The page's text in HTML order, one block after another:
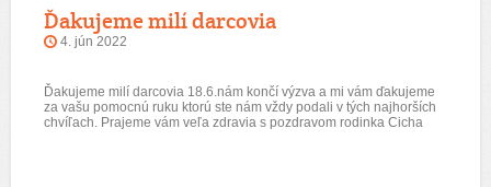
Ďakujeme milí darcovia
4. jún 2022
Ďakujeme milí darcovia 18.6.nám končí výzva a mi vám ďakujeme
za vašu pomocnú ruku ktorú ste nám vždy podali v tých najhorších
chvíľach. Prajeme vám veľa zdravia s pozdravom rodinka Cicha